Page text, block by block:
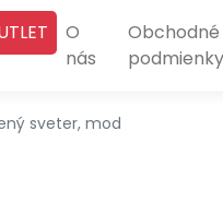
O
nás
Obchodné
podmienky
sveter, mod